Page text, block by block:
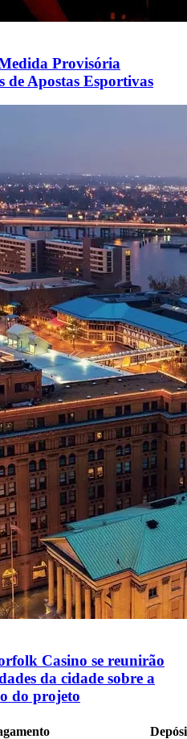
Provisória
de Apostas Esportivas
Casino se reunirão
da cidade sobre a
do projeto